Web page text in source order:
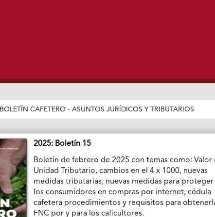
BOLETÍN CAFETERO - ASUNTOS JURÍDICOS Y TRIBUTARIOS
2025: Boletín 15
Boletín de febrero de 2025 con temas como: Valor
Unidad Tributario, cambios en el 4 x 1000, nuevas
medidas tributarias, nuevas medidas para proteger
los consumidores en compras por internet, cédula
cafetera procedimientos y requisitos para
FNC por y para los caficultores.